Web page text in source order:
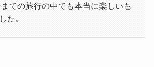
までの旅行の中でも本当に楽しいも
た。